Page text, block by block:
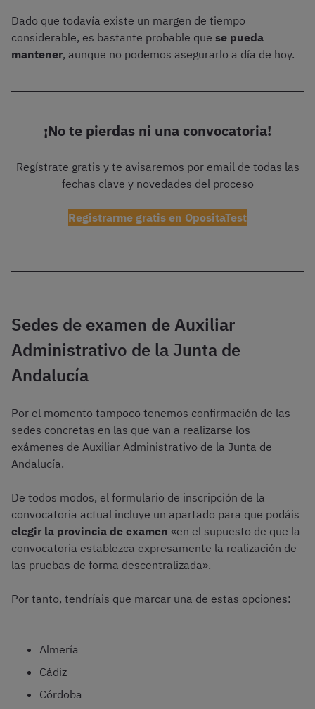
Dado que todavía existe un margen de tiempo
considerable, es bastante probable que se pueda
mantener, aunque no podemos asegurarlo a día de hoy.
¡No te pierdas ni una convocatoria!
Regístrate gratis y te avisaremos por email de todas las
fechas clave y novedades del proceso
Registrarme gratis en OpositaTest
Sedes de examen de Auxiliar
Administrativo de la Junta de
Andalucía
Por el momento tampoco tenemos confirmación de las
sedes concretas en las que van a realizarse los
exámenes de Auxiliar Administrativo de la Junta de
Andalucía.
De todos modos, el formulario de inscripción de la
convocatoria actual incluye un apartado para que podáis
elegir la provincia de examen «en el supuesto de que la
convocatoria establezca expresamente la realización de
las pruebas de forma descentralizada».
Por tanto, tendríais que marcar una de estas opciones:
Almería
Cádiz
Córdoba